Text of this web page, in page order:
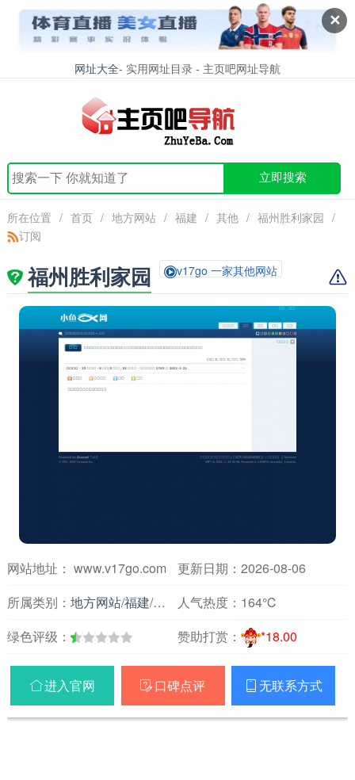
✕
网址大全- 实用网址目录 - 主页吧网址导航
立即搜索
所在位置 / 首页 / 地方网站 / 福建 / 其他 / 福州胜利家园 /
订阅
福州胜利家园 v17go 一家其他网站
网站地址： www.v17go.com
更新日期：2026-08-06
所属类别： 地方网站/福建/其他 人气热度： 164℃
绿色评级：
赞助打赏： *18.00
进入官网  口碑点评  无联系方式